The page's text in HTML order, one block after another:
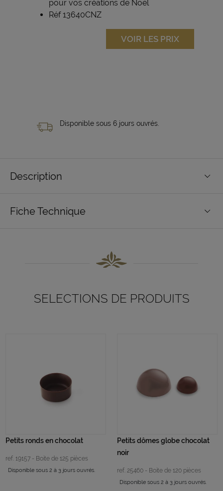
pour vos créations de Noël
Réf 13640CNZ
VOIR LES PRIX
Disponible sous 6 jours ouvrés.
Description
Fiche Technique
SELECTIONS DE PRODUITS
Petits ronds en chocolat
ref. 19157 - Boite de 125 pièces
Disponible sous 2 à 3 jours ouvrés.
Petits dômes globe chocolat
noir
ref. 25460 - Boite de 120 pièces
Disponible sous 2 à 3 jours ouvrés.